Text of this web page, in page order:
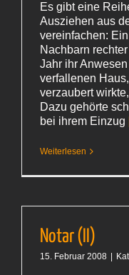
Es gibt eine
Ausziehen aus
vereinfachen:
Nachbarn
Jahr ihr
verfallenen
verzaubert
Dazu gehörte
bei ihrem Einzug
Weiterlesen
Notar (II)
15. Februar 2008